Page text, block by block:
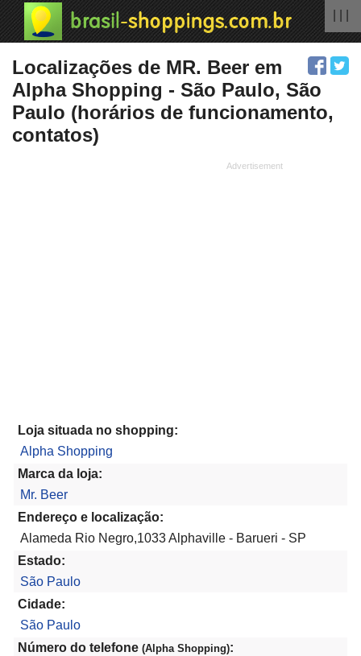
Localizações de MR. Beer em
Alpha Shopping - São Paulo, São
Paulo (horários de funcionamento,
contatos)
Loja situada no shopping:
Alpha Shopping
Marca da loja:
Mr. Beer
Endereço e localização:
Alameda Rio Negro,1033 Alphaville - Barueri - SP
Estado:
São Paulo
Cidade:
São Paulo
Número do telefone (Alpha Shopping):